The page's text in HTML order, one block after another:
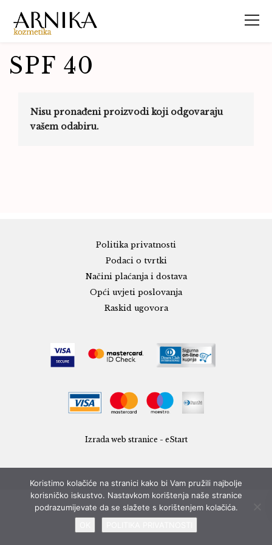
SPF 40
Nisu pronađeni proizvodi koji odgovaraju
vašem odabiru.
Politika privatnosti
Podaci o tvrtki
Načini plaćanja i dostava
Opći uvjeti poslovanja
Raskid ugovora
Izrada web stranice - eStart
Koristimo kolačiće na stranici kako bi Vam pružili najbolje
korisničko iskustvo. Nastavkom korištenja naše stranice
podrazumijevate da se slažete s korištenjem kolačića.